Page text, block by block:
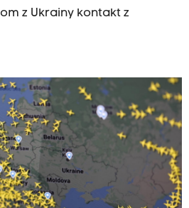
z Ukrainy kontakt z